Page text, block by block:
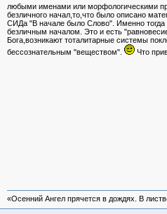
любыми именами или морфологическими
безличного начал,то,что было описано
СИДа "В начале было Слово". Именно тогда
безличным началом. Это и есть
Бога,возникают тоталитарные системы
бессознательным "веществом".
Что
«Осенний Ангел прячется в дождях. В